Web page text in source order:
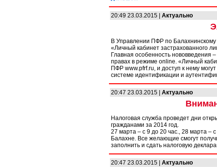
20:49 23.03.2015 | Актуально
В Управлении ПФР по Балахнинскому
«Личный кабинет застрахованного
Главная особенность
правах в режиме online. «Личный
ПФР www.pfrf.ru, и доступ к нему
системе идентификации и
20:47 23.03.2015 | Актуально
Налоговая служба проведет дни
гражданами за 2014 год.
27 марта – с 9 до 20 час., 28 марта –
Балахне. Все желающие смогут
заполнить и сдать налоговую
20:47 23.03.2015 | Актуально